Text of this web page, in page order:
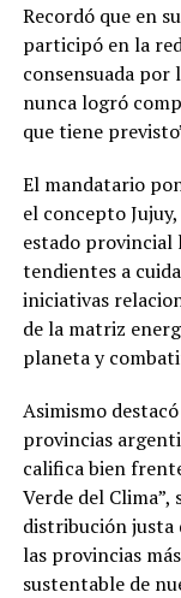
Recordó que en
participó en la
consensuada
nunca logró
que tiene
El mandatario
el concepto
estado provincial
tendientes a
iniciativas
de la matriz
planeta y
Asimismo
provincias
califica bien
Verde del Clima”,
distribución justa
las provincias
sustentable de